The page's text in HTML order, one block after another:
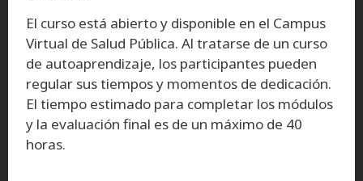
El curso está abierto y disponible en el Campus
Virtual de Salud Pública. Al tratarse de un curso
de autoaprendizaje, los participantes pueden
regular sus tiempos y momentos de dedicación.
El tiempo estimado para completar los módulos
y la evaluación final es de un máximo de 40
horas.